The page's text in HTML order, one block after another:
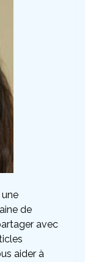
une
de
avec
aider à